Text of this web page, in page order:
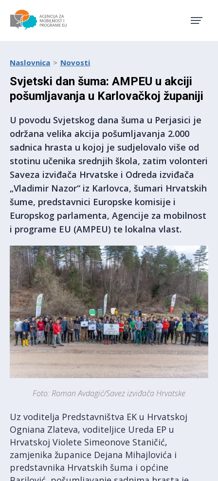
Naslovnica Novosti
Svjetski dan šuma: AMPEU u akciji
pošumljavanja u Karlovačkoj županiji
U povodu Svjetskog dana šuma u Perjasici je
održana velika akcija pošumljavanja 2.000
sadnica hrasta u kojoj je sudjelovalo više od
stotinu učenika srednjih škola, zatim volonteri
Saveza izviđača Hrvatske i Odreda izviđača
„Vladimir Nazor“ iz Karlovca, šumari Hrvatskih
šume, predstavnici Europske komisije i
Europskog parlamenta, Agencije za mobilnost
i programe EU (AMPEU) te lokalna vlast.
Foto: Roman Avdagić/Savez izviđača Hrvatske
Uz voditelja Predstavništva EK u Hrvatskoj
Ogniana Zlateva, voditeljice Ureda EP u
Hrvatskoj Violete Simeonove Staničić,
zamjenika županice Dejana Mihajlovića i
predstavnika Hrvatskih šuma i općine